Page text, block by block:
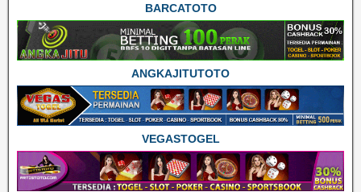
BARCATOTO
ANGKAJITUTOTO
VEGASTOGEL